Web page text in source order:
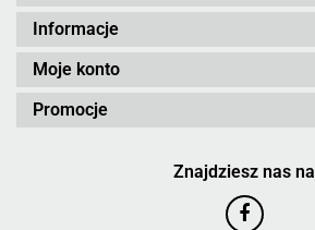
Informacje
Moje konto
Promocje
Znajdziesz nas na